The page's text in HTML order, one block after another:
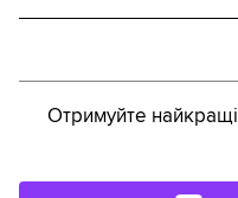
Отримуйте найкращі